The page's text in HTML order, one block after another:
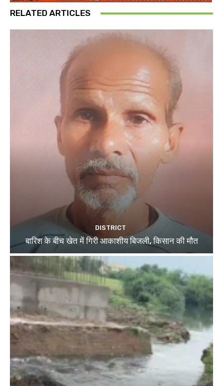
RELATED ARTICLES
DISTRICT
बारिश के बीच खेत में गिरी आकाशीय बिजली, किसान की मौत